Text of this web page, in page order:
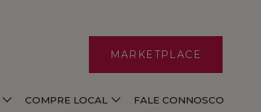
MARKETPLACE
COMPRE LOCAL FALE CONNOSCO